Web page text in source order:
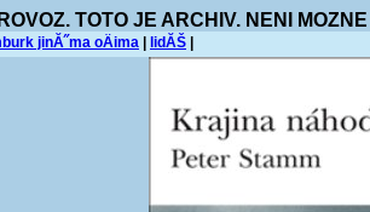
TOTO JE ARCHIV. NENI
jinĂ˝ma oÄima lidĂŠ